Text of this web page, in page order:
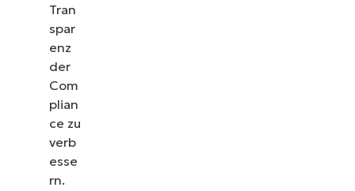
Tran
spar
enz
der
Com
plian
ce zu
verb
esse
rn.